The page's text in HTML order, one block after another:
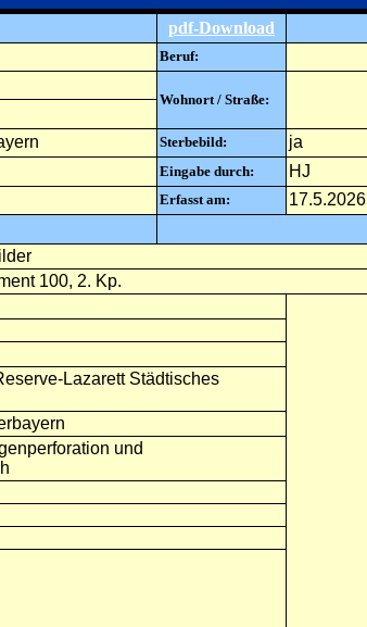
pdf-Download
Beruf:
Wohnort / Straße:
Sterbebild: ja
Eingabe durch: HJ
Erfasst am: 17.5.2026
100, 2. Kp.
Lazarett Städtisches
und